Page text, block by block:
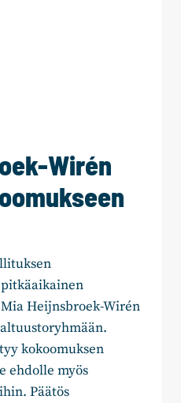
Wirén
Heijnsbroek-Wirén
kokoomuksen
ehdolle myös
Päätös